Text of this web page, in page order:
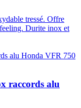
tressé. Offre
Durite inox et
raccords alu